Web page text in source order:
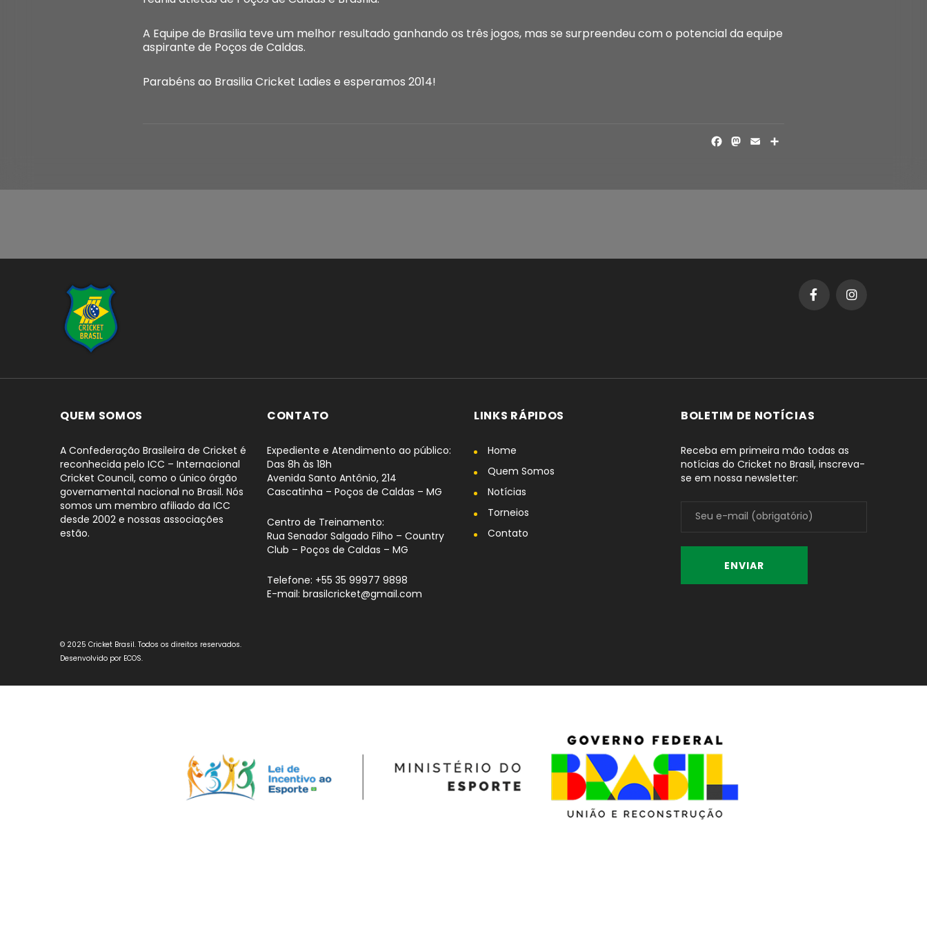
A Equipe de Brasilia teve um melhor resultado ganhando os três jogos, mas se surpreendeu com o potencial da equipe
aspirante de Poços de Caldas.
Parabéns ao Brasilia Cricket Ladies e esperamos 2014!
FACEBOOK
MASTODON
EMAIL
QUEM SOMOS
A Confederação Brasileira de Cricket é
reconhecida pelo ICC – Internacional
Cricket Council, como o único órgão
governamental nacional no Brasil. Nós
somos um membro afiliado da ICC
desde 2002 e nossas associações
estão.
CONTATO
Expediente e Atendimento ao público:
Das 8h às 18h
Avenida Santo Antônio, 214
Cascatinha – Poços de Caldas – MG
Centro de Treinamento:
Rua Senador Salgado Filho – Country
Club – Poços de Caldas – MG
Telefone: +55 35 99977 9898
E-mail: brasilcricket@gmail.com
LINKS RÁPIDOS
Home
Quem Somos
Notícias
Torneios
Contato
BOLETIM DE NOTÍCIAS
Receba em primeira mão todas as
notícias do Cricket no Brasil, inscreva-
se em nossa newsletter:
© 2025 Cricket Brasil. Todos os direitos reservados.
Desenvolvido por ECOS.